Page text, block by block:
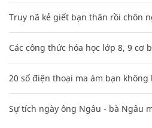
Truy nã kẻ giết bạn thân rồi chôn
Các công thức hóa học lớp 8, 9 cơ
20 số điện thoại ma ám bạn
Sự tích ngày ông Ngâu - bà Ngâu